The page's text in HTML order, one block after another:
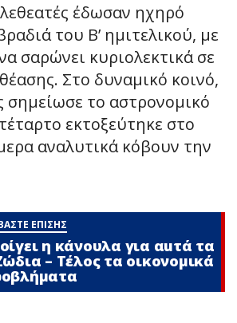
έδωσαν ηχηρό
του Β’ ημιτελικού, με
σαρώνει κυριολεκτικά σε
Στο δυναμικό κοινό,
σημείωσε το αστρονομικό
εκτοξεύτηκε στο
αναλυτικά κόβουν την
ΕΠΙΣΗΣ
η κάνουλα για αuτά τα
– Τέλος τα οικονομικά